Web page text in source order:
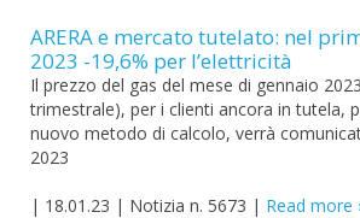
ARERA e mercato tutelato: nel
2023 -19,6% per l’elettricità
Il prezzo del gas del mese di gennaio
trimestrale), per i clienti ancora in tutela,
nuovo metodo di calcolo, verrà
2023
| 18.01.23 | Notizia n. 5673 | Read more